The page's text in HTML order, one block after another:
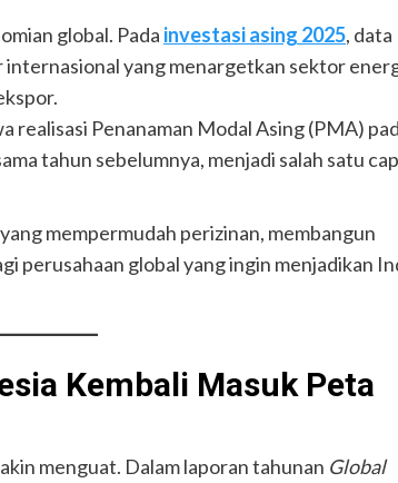
global. Pada investasi asing 2025, data
yang menargetkan sektor
Penanaman Modal Asing (PMA)
tahun sebelumnya, menjadi salah satu
mempermudah perizinan, membangun
perusahaan global yang ingin menjadikan
Kembali Masuk Peta
menguat. Dalam laporan tahunan Global